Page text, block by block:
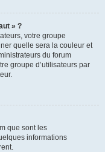
» ?
votre groupe
quelle sera la couleur et
du forum
groupe d’utilisateurs par
que sont les
informations